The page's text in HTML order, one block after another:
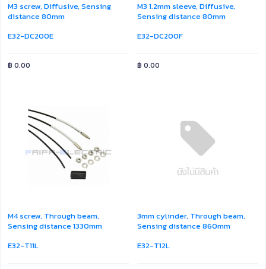
M3 screw, Diffusive, Sensing
distance 80mm
E32-DC200E
฿ 0.00
M3 1.2mm sleeve, Diffusive,
Sensing distance 80mm
E32-DC200F
฿ 0.00
M4 screw, Through beam,
Sensing distance 1330mm
E32-T11L
3mm cylinder, Through beam,
Sensing distance 860mm
E32-T12L